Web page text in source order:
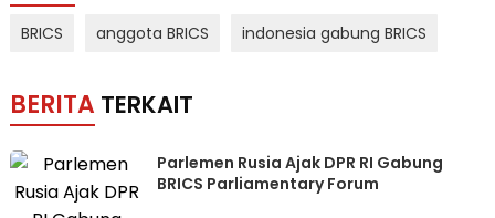
BRICS anggota BRICS indonesia gabung BRICS
BERITA TERKAIT
Parlemen Rusia Ajak DPR RI Gabung
BRICS Parliamentary Forum